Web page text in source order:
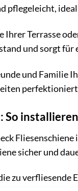
pflegeleicht,
Ihrer Terrasse
und sorgt für
und Familie
sicher und
zu verfliesende